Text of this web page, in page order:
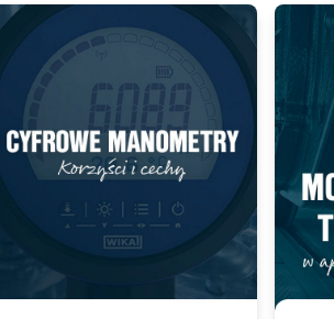
Add as new cart row